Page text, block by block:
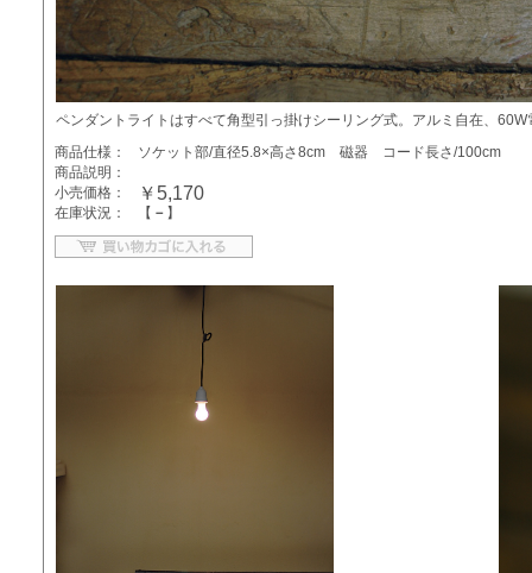
ペンダントライトはすべて角型引っ掛けシーリング式。アルミ自在、60W
商品仕様：
ソケット部/直径5.8×高さ8cm 磁器 コード長さ/100cm
商品説明：
小売価格：
￥5,170
在庫状況： 【 － 】